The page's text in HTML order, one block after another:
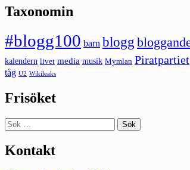
Taxonomin
#blogg100 barn blogg
kalendern livet media musik Mymlan Piratpartiet
tåg U2 Wikileaks
Frisöket
Sök
efter:
Kontakt